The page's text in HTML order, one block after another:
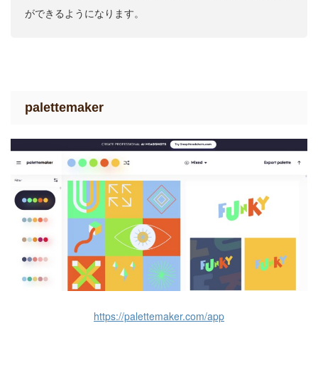
ができるようになります。
palettemaker
https://palettemaker.com/app